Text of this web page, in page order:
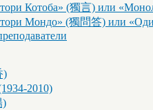
Котоба» (獨言) или
Мондо» (獨問答) или
)
2010)
)